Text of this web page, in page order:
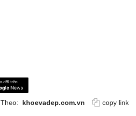
Theo: khoevadep.com.vn copy link